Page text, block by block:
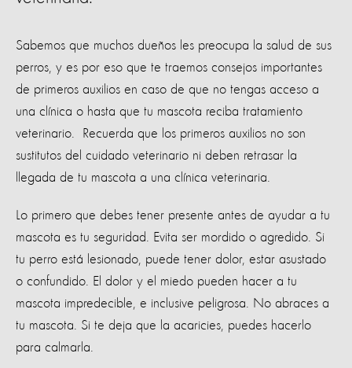
Sabemos que muchos dueños les preocupa la salud de sus
perros, y es por eso que te traemos consejos importantes
de primeros auxilios en caso de que no tengas acceso a
una clínica o hasta que tu mascota reciba tratamiento
veterinario. Recuerda que los primeros auxilios no son
sustitutos del cuidado veterinario ni deben retrasar la
llegada de tu mascota a una clínica veterinaria.
Lo primero que debes tener presente antes de ayudar a tu
mascota es tu seguridad. Evita ser mordido o agredido. Si
tu perro está lesionado, puede tener dolor, estar asustado
o confundido. El dolor y el miedo pueden hacer a tu
mascota impredecible, e inclusive peligrosa. No abraces a
tu mascota. Si te deja que la acaricies, puedes hacerlo
para calmarla.